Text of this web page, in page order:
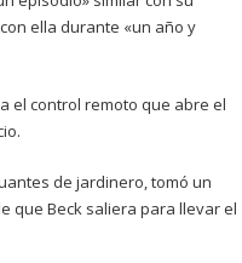
ella durante «un año y
el control remoto que abre el
de jardinero, tomó un
que Beck saliera para llevar el